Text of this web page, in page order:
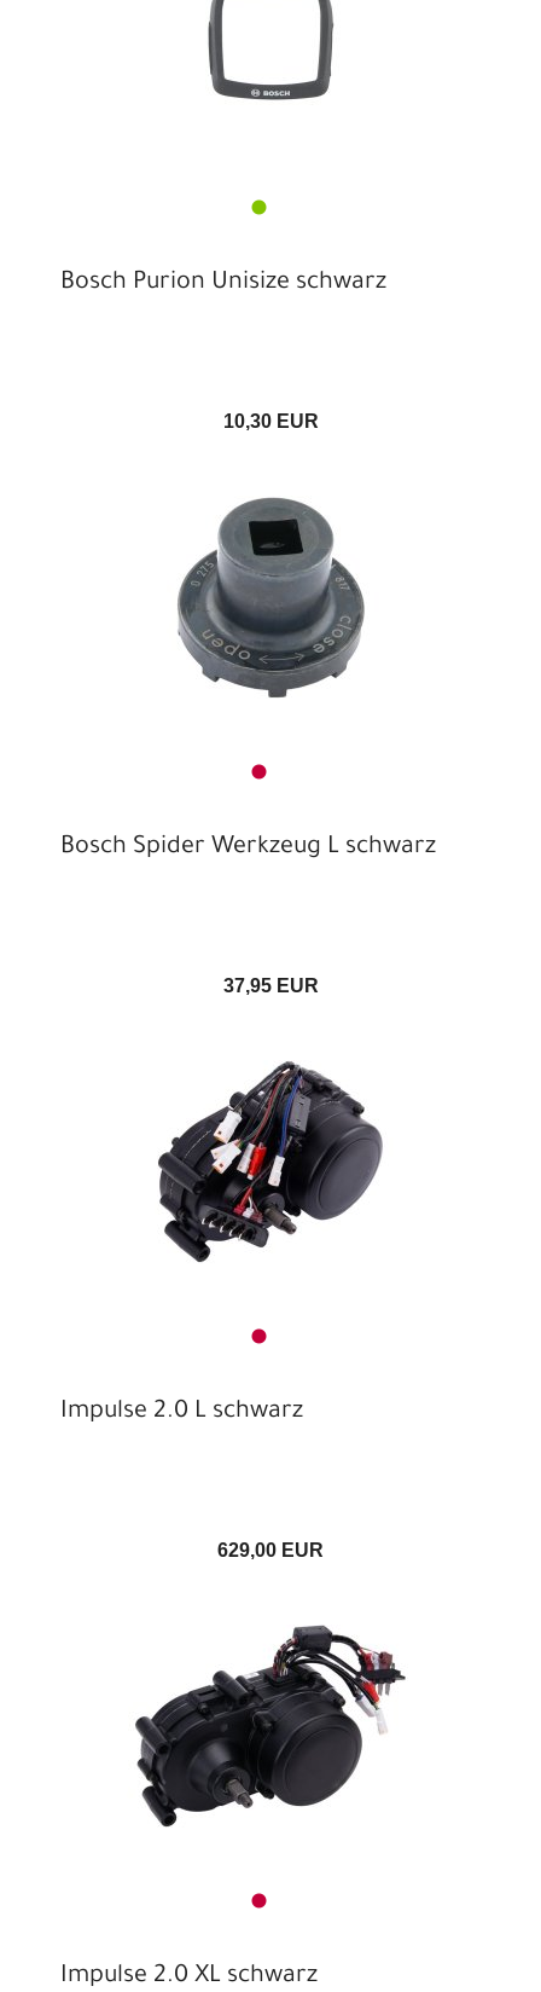
Bosch Purion Unisize schwarz
10,30 EUR
Bosch Spider Werkzeug L schwarz
37,95 EUR
Impulse 2.0 L schwarz
629,00 EUR
Impulse 2.0 XL schwarz